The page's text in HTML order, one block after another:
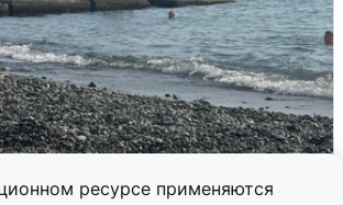
ресурсе применяются